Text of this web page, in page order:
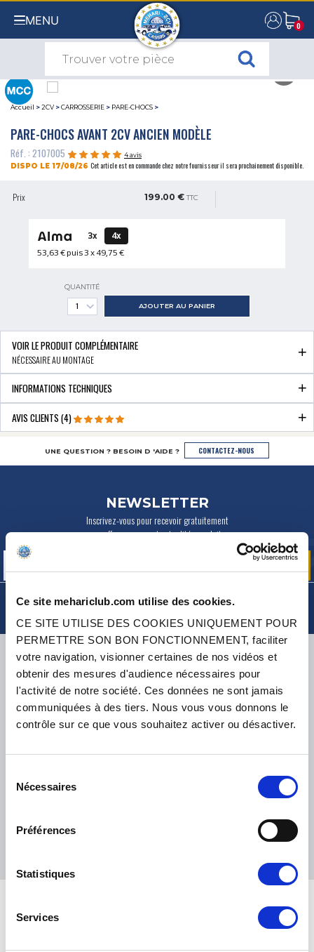
Ce site mehariclub.com utilise des cookies.
CE SITE UTILISE DES COOKIES UNIQUEMENT POUR
PERMETTRE SON BON FONCTIONNEMENT, faciliter
votre navigation, visionner certaines de nos vidéos et
obtenir des mesures d'audience nécessaires pour
l'activité de notre société. Ces données ne sont jamais
communiquées à des tiers. Nous vous vous donnons le
contrôle sur ce que vous souhaitez activer ou désactiver.
Nécessaires
Préférences
Statistiques
Services
MENU 0
0
Accueil >2CV >CARROSSERIE > PARE-CHOCS >
PARE-CHOCS AVANT 2CV ANCIEN MODÈLE
Réf. : 2107005
4 avis
DISPO LE 17/08/26 Cet article est en commande chez notre fournisseur il sera prochainement disponible.
Prix 199.00 € TTC
3x
4x
53,63 €puis 3 x49,75 €
QUANTITÉ
AJOUTER AU PANIER
VOIR LE PRODUIT COMPLÉMENTAIRE
NÉCESSAIRE AU MONTAGE
INFORMATIONS TECHNIQUES
AVIS CLIENTS (4)
UNE QUESTION ? BESOIN D 'AIDE ? CONTACTEZ-NOUS
NEWSLETTER
Inscrivez-vous pour recevoir gratuitement
nos offres promos et actualités produits
LIVRAISON
PETITS COLIS :COLISSIMO, TNT RELAIS, DPD-GROS COLIS : TNT, GÉODIS, FRANCE EXPRESS, DPD
eKomi